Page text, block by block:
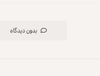
بدون دیدگاه